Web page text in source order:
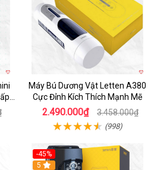
Máy Bú Dương Vật Letten A380
Cực Đỉnh Kích Thích Mạnh Mẽ
2.490.000₫ 3.458.000₫
(998)
-45%
Hot
5